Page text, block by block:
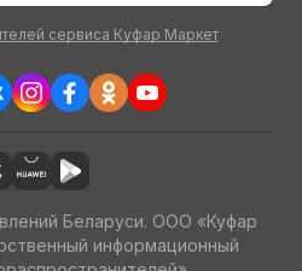
сервиса Куфар Маркет
Беларуси. ООО «Куфар
информационный